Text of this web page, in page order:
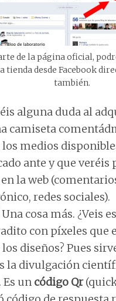
de la página oficial,
tienda desde Facebook
también.
alguna duda al
camiseta
medios
ante y que veréis
la web
redes sociales).
Una cosa más. ¿Veis
con píxeles que
diseños? Pues
la divulgación
Es un código Qr